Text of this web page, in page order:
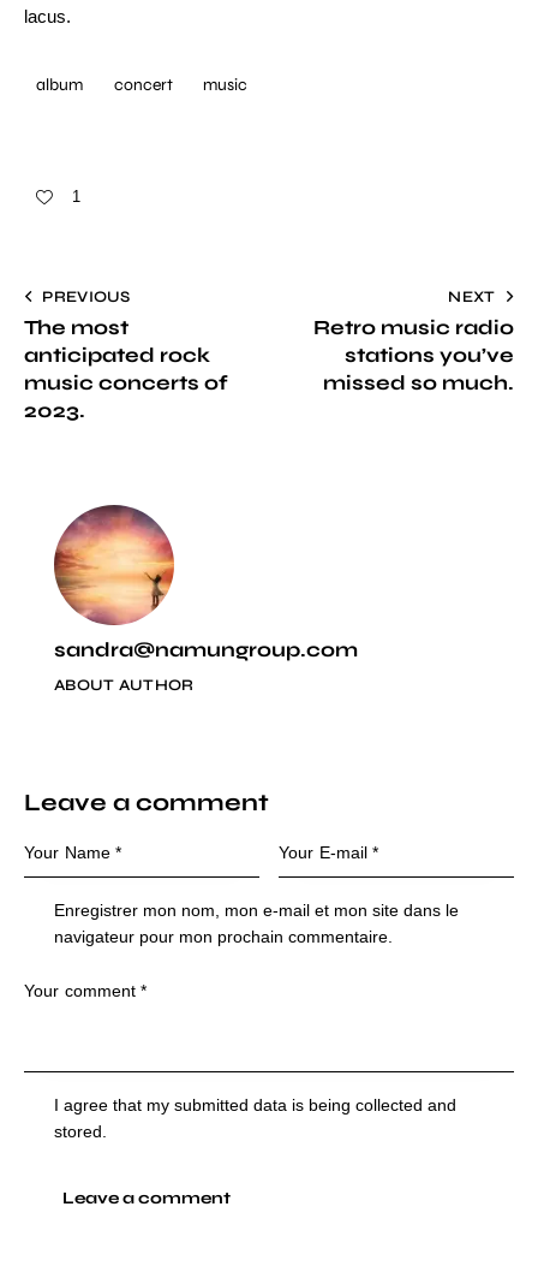
lacus.
album concert music
1
PREVIOUS
The most
anticipated rock
music concerts of
2023.
NEXT
Retro music radio
stations you’ve
missed so much.
sandra@namungroup.com
ABOUT AUTHOR
Leave a comment
Enregistrer mon nom, mon e-mail et mon site dans le
navigateur pour mon prochain commentaire.
I agree that my submitted data is being collected and
stored.